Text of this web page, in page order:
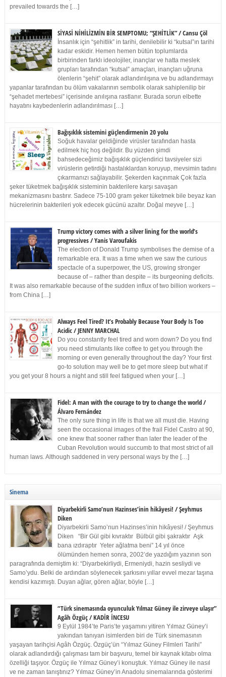
prevailed towards the […]
SİYASİ NİHİLİZMİN BİR SEMPTOMU; “ŞEHİTLİK” / Cansu Çöl
İnsanlık için “şehitlik” in tarihi, denilebilir ki “kutsal”ın tarihi
kadar eskidir. Hemen hemen bütün toplumlarda
birbirinden farklı ideolojiler, inançlar ve hatta meslek
grupları tarafından “kutsal” amaçları, inançları uğruna
ölenlerin “şehit” olarak adlandırılışına ve bu adlandırmayı
yapanlar tarafından bu ölüm vakalarının sembolik olarak sahiplenilip bir
“şehadet mertebesi” içerisinde anılışına rastlanır. Burada sorun elbette
hayatını kaybedenlerin adlandırılması […]
Bağışıklık sistemini güçlendirmenin 20 yolu
Soğuk havalar geldiğinde virüsler tarafından hasta
edilmek hiç hoş değildir. Bu yüzden şimdi
bahsedeceğimiz bağışıklık güçlendirici tavsiyeler sizi
virüslerin getirdiği hastalıklardan koruyup, mevsimin tadını
çıkarmanızı sağlayabilir. Şekerden kaçınmak Çok fazla
şeker tüketmek bağışıklık sisteminin bakterilere karşı savaşan
mekanizmasını bastırır. Sadece 75-100 gram şeker tüketmek bile beyaz kan
hücrelerinin bakterileri yok edecek gücünü azaltır. Doğal meyve […]
Trump victory comes with a silver lining for the world’s
progressives / Yanis Varoufakis
The election of Donald Trump symbolises the demise of a
remarkable era. It was a time when we saw the curious
spectacle of a superpower, the US, growing stronger
because of – rather than despite – its burgeoning deficits.
It was also remarkable because of the sudden influx of two billion workers –
from China […]
Always Feel Tired? It’s Probably Because Your Body Is Too
Acidic / JENNY MARCHAL
Do you constantly feel tired and worn down? Do you find
you need stimulants like coffee to get you through the
morning or even generally throughout the day? Your first
go-to solution may well be to get more sleep but what if
you get your 8 hours a night and still feel fatigued when your […]
Fidel: A man with the courage to try to change the world /
Álvaro Fernández
The only sure thing in life is that we all must die. Having
seen the occasional images of the frail Fidel Castro at 90,
one knew that sooner rather than later the leader of the
Cuban Revolution would succumb to that most strict of all
human laws. Although saddened in very personal ways by the […]
Sinema
Diyarbekirli Samo’nun Hazinses’inin hikâyesi! / Şeyhmus
Diken
Diyarbekirli Samo’nun Hazinses’inin hikâyesi! / Şeyhmus
Diken “Bir Gül gibi kıvraktır Bülbül gibi şakraktır Aşk
bana ızdıraptır Yeter ağlatma beni” 14 yıl önce
ölümünden hemen sonra, 2002’de yazdığım yazının son
paragrafında demiştim ki: “Diyarbekirliydi, Ermeniydi, hazin sesliydi ve
Samo’ydu. Belki de ardından söylenecek şarkısını yıllar evvel mezar taşına
kendisi kazımıştı. Duyan ağlar, gören ağlar, böyle […]
“Türk sinemasında oyunculuk Yılmaz Güney ile zirveye ulaşır”
Agâh Özgüç / KADİR İNCESU
9 Eylül 1984’te Paris’te yaşamını yitiren Yılmaz Güney’i
yakından tanıyan isimlerden biri de Türk sinemasının
yaşayan tarihçisi Agâh Özgüç. Özgüç’ün “Yılmaz Güney Filmleri Tarihi”
olarak adlandırdığı çalışması tam bir başvuru, temel bir kaynak kitabı olma
özelliği taşıyor. Özgüç ile Yılmaz Güney’i konuştuk. Yılmaz Güney ile nasıl
ve ne zaman tanıştınız? Yılmaz Güney’in Anadolu sinemalarında gösterimi